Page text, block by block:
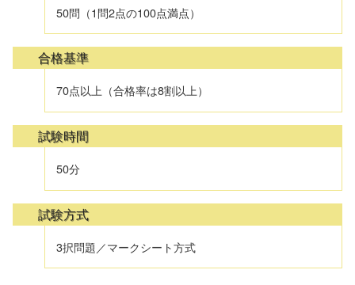
50問（1問2点の100点満点）
合格基準
70点以上（合格率は8割以上）
試験時間
50分
試験方式
3択問題／マークシート方式